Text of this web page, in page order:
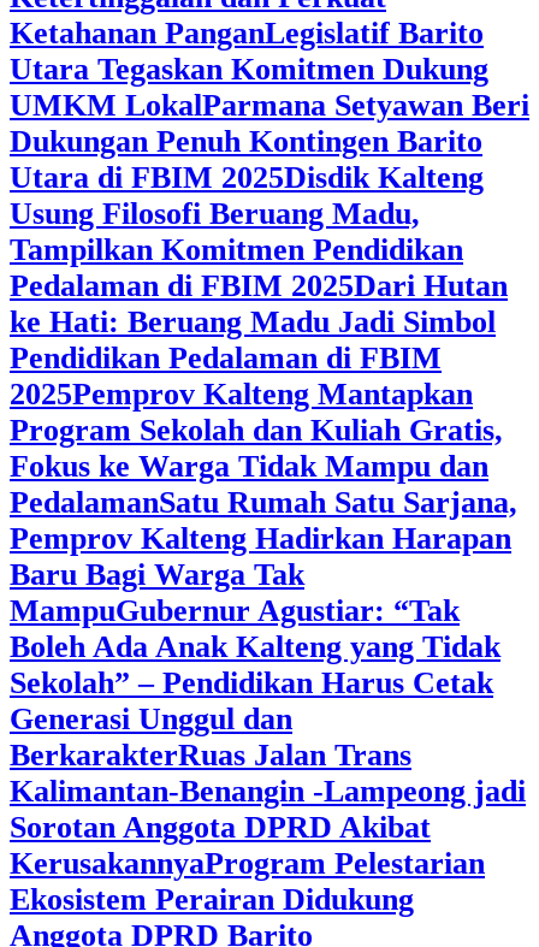
Ketahanan PanganLegislatif Barito
Utara Tegaskan Komitmen Dukung
UMKM LokalParmana Setyawan Beri
Dukungan Penuh Kontingen Barito
Utara di FBIM 2025Disdik Kalteng
Usung Filosofi Beruang Madu,
Tampilkan Komitmen Pendidikan
Pedalaman di FBIM 2025‎Dari Hutan
ke Hati: Beruang Madu Jadi Simbol
Pendidikan Pedalaman di FBIM
2025‎Pemprov Kalteng Mantapkan
Program Sekolah dan Kuliah Gratis,
Fokus ke Warga Tidak Mampu dan
Pedalaman‎Satu Rumah Satu Sarjana,
Pemprov Kalteng Hadirkan Harapan
Baru Bagi Warga Tak
Mampu‎Gubernur Agustiar: “Tak
Boleh Ada Anak Kalteng yang Tidak
Sekolah” – Pendidikan Harus Cetak
Generasi Unggul dan
BerkarakterRuas Jalan Trans
Kalimantan-Benangin -Lampeong jadi
Sorotan Anggota DPRD Akibat
KerusakannyaProgram Pelestarian
Ekosistem Perairan Didukung
Anggota DPRD Barito